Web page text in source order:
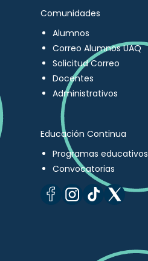
Comunidades
Alumnos
Correo Alumnos UAQ
Solicitud Correo
Docentes
Administrativos
Educación Continua
Programas educativos
Convocatorias